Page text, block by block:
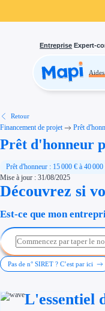
Entreprise Expert-
Retour
Financement de projet Prêt
Prêt d'honneur
Prêt d'honneur : 15 000 € à 40 000
Mise à jour : 31/08/2025
Découvrez si
Est-ce que mon
Pas de n° SIRET ? C’est par ici
L'essentiel